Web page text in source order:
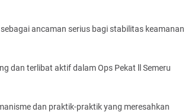
ancaman serius bagi stabilitas keamanan
dan terlibat aktif dalam Ops Pekat ll Semeru
dan praktik-praktik yang meresahkan